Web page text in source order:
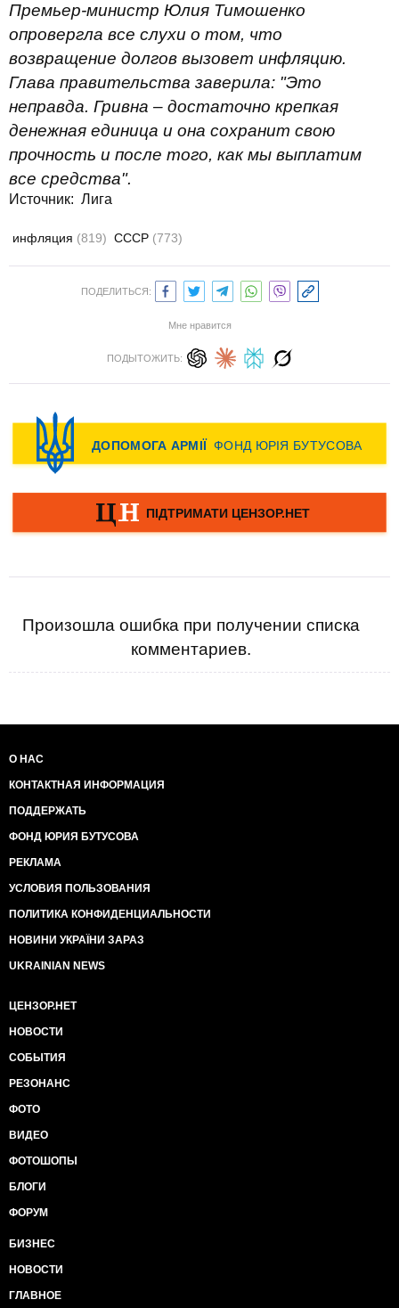
Премьер-министр Юлия Тимошенко
опровергла все слухи о том, что
возвращение долгов вызовет инфляцию.
Глава правительства заверила: "Это
неправда. Гривна – достаточно крепкая
денежная единица и она сохранит свою
прочность и после того, как мы выплатим
все средства".
Источник: Лига
инфляция (819) СССР (773)
ПОДЕЛИТЬСЯ:
Мне нравится
ПОДЫТОЖИТЬ:
Произошла ошибка при получении списка
комментариев.
О НАС
КОНТАКТНАЯ ИНФОРМАЦИЯ
ПОДДЕРЖАТЬ
ФОНД ЮРИЯ БУТУСОВА
РЕКЛАМА
УСЛОВИЯ ПОЛЬЗОВАНИЯ
ПОЛИТИКА КОНФИДЕНЦИАЛЬНОСТИ
НОВИНИ УКРАЇНИ ЗАРАЗ
UKRAINIAN NEWS
ЦЕНЗОР.НЕТ
НОВОСТИ
СОБЫТИЯ
РЕЗОНАНС
ФОТО
ВИДЕО
ФОТОШОПЫ
БЛОГИ
ФОРУМ
БИЗНЕС
НОВОСТИ
ГЛАВНОЕ